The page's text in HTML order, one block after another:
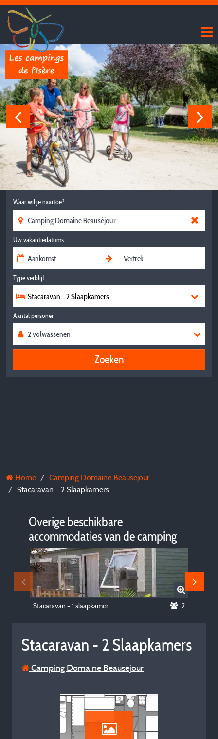
Waar wil je naartoe?
Uw vakantiedatums
Type verblijf
Stacaravan - 2 Slaapkamers
Aantal personen
Zoeken
Home
Camping Domaine Beauséjour
Stacaravan - 2 Slaapkamers
Overige beschikbare
accommodaties van de camping
Stacaravan - 1 slaapkamer 2
Stacaravan - 2 Slaapkamers
Camping Domaine Beauséjour